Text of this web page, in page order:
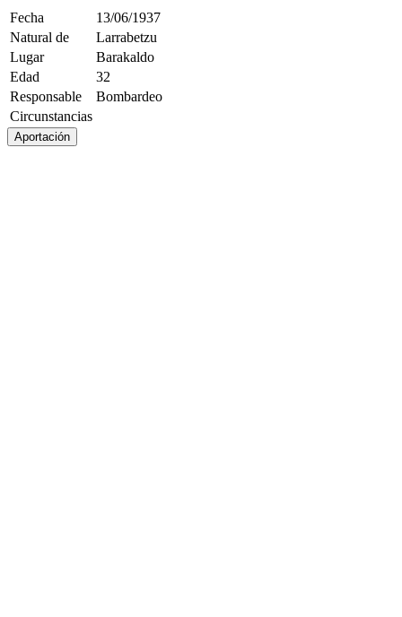
Fecha
13/06/1937
Natural de
Larrabetzu
Lugar
Barakaldo
Edad
32
Responsable
Bombardeo
Circunstancias